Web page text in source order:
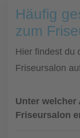
Häufig
zum
Hier findest du
Friseursalon
Unter
Friseursalon